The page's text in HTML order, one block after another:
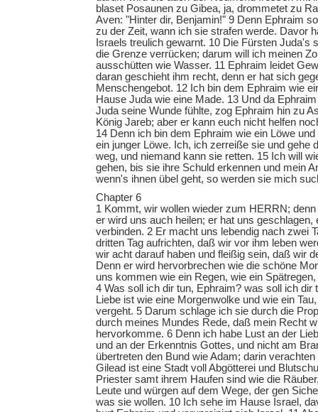
blaset Posaunen zu Gibea, ja, drommetet zu
Aven: "Hinter dir, Benjamin!" 9 Denn Ephraim
zu der Zeit, wann ich sie strafen werde. Davor
Israels treulich gewarnt. 10 Die Fürsten Juda's
die Grenze verrücken; darum will ich meinen
ausschütten wie Wasser. 11 Ephraim leidet
daran geschieht ihm recht, denn er hat sich
Menschengebot. 12 Ich bin dem Ephraim wie
Hause Juda wie eine Made. 13 Und da
Juda seine Wunde fühlte, zog Ephraim hin zu
König Jareb; aber er kann euch nicht helfen
14 Denn ich bin dem Ephraim wie ein Löwe
ein junger Löwe. Ich, ich zerreiße sie und gehe
weg, und niemand kann sie retten. 15 Ich will
gehen, bis sie ihre Schuld erkennen und mein
wenn's ihnen übel geht, so werden sie mich
Chapter 6
1 Kommt, wir wollen wieder zum HERRN;
er wird uns auch heilen; er hat uns geschlagen,
verbinden. 2 Er macht uns lebendig nach zwei
dritten Tag aufrichten, daß wir vor ihm leben
wir acht darauf haben und fleißig sein, daß wir
Denn er wird hervorbrechen wie die schöne
uns kommen wie ein Regen, wie ein
4 Was soll ich dir tun, Ephraim? was soll ich dir
Liebe ist wie eine Morgenwolke und wie ein
vergeht. 5 Darum schlage ich sie durch die
durch meines Mundes Rede, daß mein Recht
hervorkomme. 6 Denn ich habe Lust an der
und an der Erkenntnis Gottes, und nicht am
übertreten den Bund wie Adam; darin
Gilead ist eine Stadt voll Abgötterei und
Priester samt ihrem Haufen sind wie die
Leute und würgen auf dem Wege, der gen
was sie wollen. 10 Ich sehe im Hause Israel,